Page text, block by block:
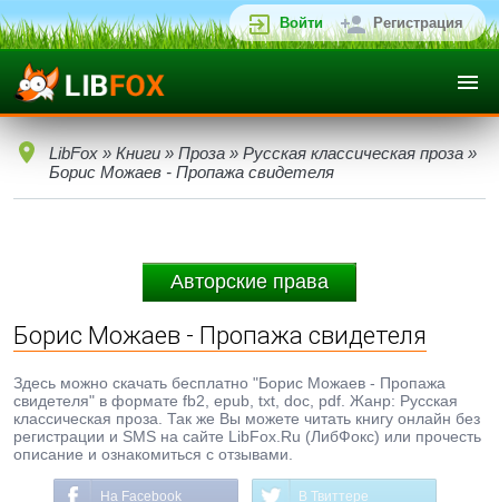
Войти Регистрация
LibFox » Книги » Проза » Русская классическая проза »
Борис Можаев - Пропажа свидетеля
Авторские права
Борис Можаев - Пропажа свидетеля
Здесь можно скачать бесплатно "Борис Можаев - Пропажа
свидетеля" в формате fb2, epub, txt, doc, pdf. Жанр: Русская
классическая проза. Так же Вы можете читать книгу онлайн без
регистрации и SMS на сайте LibFox.Ru (ЛибФокс) или прочесть
описание и ознакомиться с отзывами.
На Facebook В Твиттере